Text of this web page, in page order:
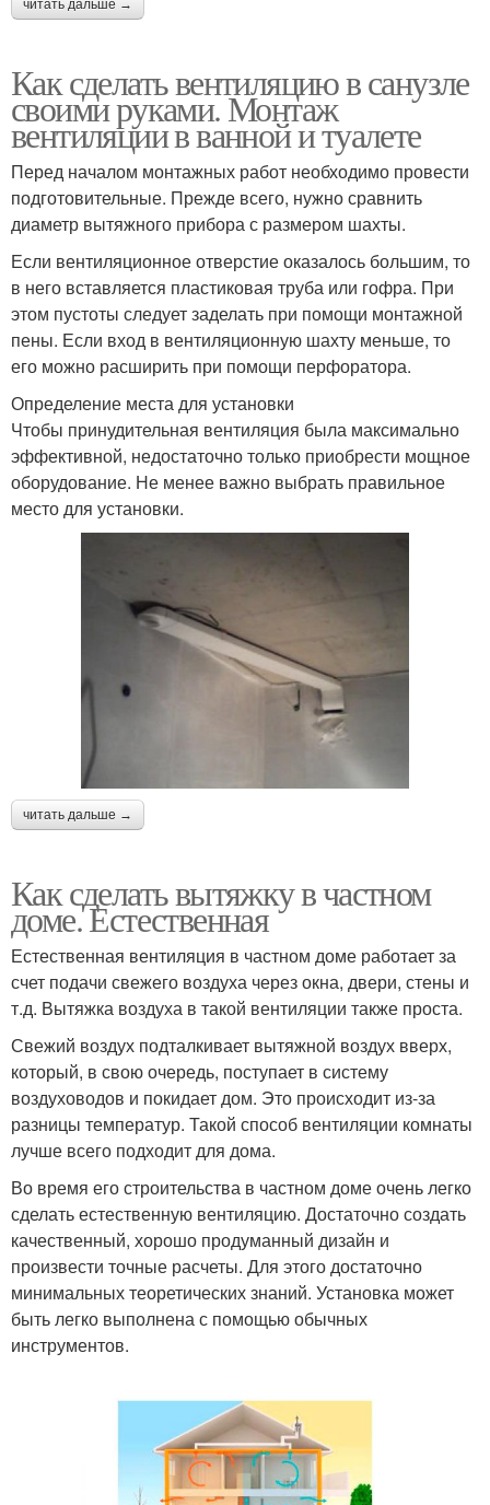
читать дальше →
Как сделать вентиляцию в санузле
своими руками. Монтаж
вентиляции в ванной и туалете
Перед началом монтажных работ необходимо провести
подготовительные. Прежде всего, нужно сравнить
диаметр вытяжного прибора с размером шахты.
Если вентиляционное отверстие оказалось большим, то
в него вставляется пластиковая труба или гофра. При
этом пустоты следует заделать при помощи монтажной
пены. Если вход в вентиляционную шахту меньше, то
его можно расширить при помощи перфоратора.
Определение места для установки
Чтобы принудительная вентиляция была максимально
эффективной, недостаточно только приобрести мощное
оборудование. Не менее важно выбрать правильное
место для установки.
читать дальше →
Как сделать вытяжку в частном
доме. Естественная
Естественная вентиляция в частном доме работает за
счет подачи свежего воздуха через окна, двери, стены и
т.д. Вытяжка воздуха в такой вентиляции также проста.
Свежий воздух подталкивает вытяжной воздух вверх,
который, в свою очередь, поступает в систему
воздуховодов и покидает дом. Это происходит из-за
разницы температур. Такой способ вентиляции комнаты
лучше всего подходит для дома.
Во время его строительства в частном доме очень легко
сделать естественную вентиляцию. Достаточно создать
качественный, хорошо продуманный дизайн и
произвести точные расчеты. Для этого достаточно
минимальных теоретических знаний. Установка может
быть легко выполнена с помощью обычных
инструментов.